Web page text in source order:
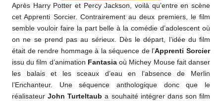
Après Harry Potter et Percy Jackson, voilà qu’entre en scène
cet Apprenti Sorcier. Contrairement au deux premiers, le film
semble vouloir faire la part belle à la comédie d’adolescent où
on ne se prend pas au sérieux. Dès le départ, l’idée du film
était de rendre hommage à la séquence de l’Apprenti Sorcier
issu du film d’animation Fantasiaoù Michey Mouse fait danser
les balais et les sceaux d’eau en l’absence de Merlin
l’Enchanteur. Une séquence anthologique donc que le
réalisateurJohn Turteltaub a souhaité intégrer dans son film